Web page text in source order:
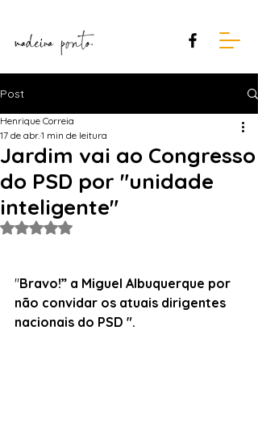
Post
Jardim vai ao Congresso
do PSD por "unidade
inteligente"
Henrique Correia
17 de abr.1 min de leitura
Avaliado com NaN de 5 estrelas.
"Bravo!” a Miguel Albuquerque por
não convidar os atuais dirigentes
nacionais do PSD ".